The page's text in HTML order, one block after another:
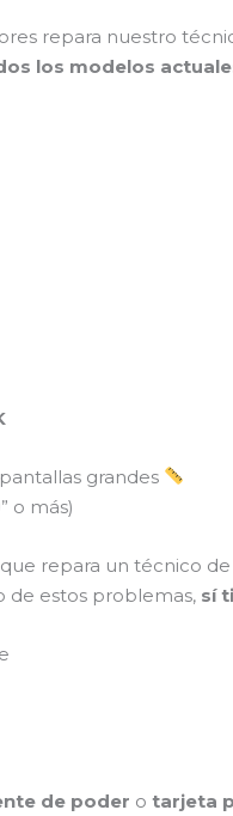
repara nuestro
los modelos
grandes
o más)
repara un técnico
de estos problemas, sí
de poder otarjeta